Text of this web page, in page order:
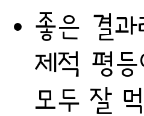
좋은 결
제적 평
모두 잘